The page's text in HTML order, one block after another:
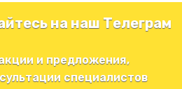
на наш Телеграм
и предложения,
специалистов